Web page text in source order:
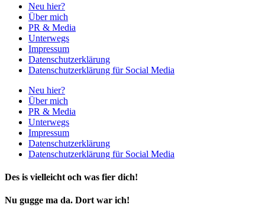
Neu hier?
Über mich
PR & Media
Unterwegs
Impressum
Datenschutzerklärung
Datenschutzerklärung für Social Media
Neu hier?
Über mich
PR & Media
Unterwegs
Impressum
Datenschutzerklärung
Datenschutzerklärung für Social Media
Des is vielleicht och was fier dich!
Nu gugge ma da. Dort war ich!